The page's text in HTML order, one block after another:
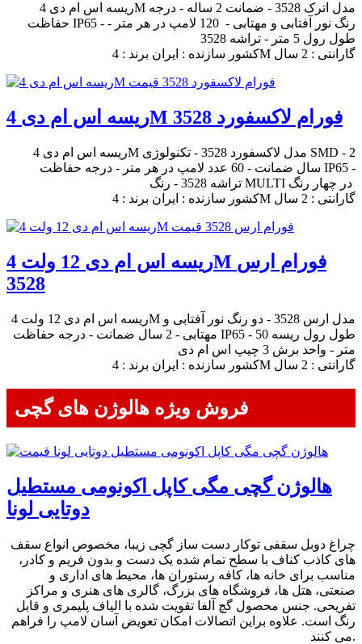
ریسه اس ام دی 4M مدل اترک 3528 - ضمانت 2 ساله - درجه
حفاظت IP65 - رنگ نور آفتابی و مهتابی - 120 لامپ در هر متر -
طول رول 5 متر - تراشه 3528
کشور سازنده : ایران برند : 4M گارانتی : 2 سال
ریسه اس ام دی 4M فورام لاکسفورد 3528
ریسه اس ام دی 4M مدل لاکسفورد 3528 - تکنولوژی SMD - 2
سال ضمانت - 60 عدد لامپ در هر متر - درجه حفاظت IP65 -
کشور سازنده : ایران برند : 4M گارانتی : 2 سال
ریسه اس ام دی 12 ولت 4M فورام ارس
3528
ریسه اس ام دی 12 ولت 4M مدل ارس 3528 - دو رنگ نور آفتابی و
مهتابی - 2 سال ضمانت - درجه حفاظت IP65 - طول رول ریسه 50
متر - واحد برش 3 چیپ اس ام دی
کشور سازنده : ایران برند : 4M گارانتی : 2 سال
فروش ویژه هالوژن های گچی
هالوژن گچی مگی کاپل اکونومی مستطیل
دوتایی لونا
چراغ دوبل سقفی توکار دست ساز گچی زیبا، مخصوص انواع سقف
های کاذب کناف با سطح تمام شده یک دست و بدون فریم و کادر،
مناسب برای خانه ها، کافه رستوران ها، محیط های اداری و
صنعتی، هتل ها، فروشگاه های بزرگ، گالری های هنری و مراکز
تفریحی. جنس محصول گچ آلفا تقویت شده با الیاف پلیمری و قابل
رنگ است. علاوه براین اتصالات امکان تعویض آسان لامپ را فراهم
می کنند.